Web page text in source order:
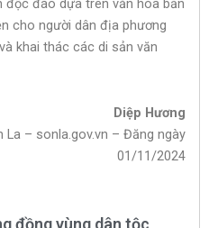
đáo dựa trên văn hóa bản
cho người dân địa phương
khai thác các di sản văn
Diệp Hương
La – sonla.gov.vn – Đăng ngày
01/11/2024
đồng vùng dân tộc